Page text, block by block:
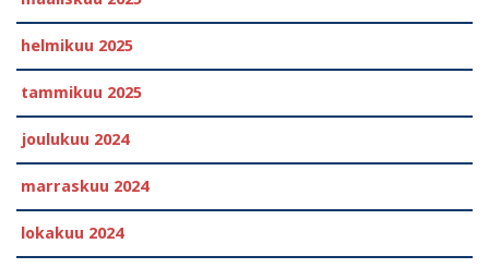
helmikuu 2025
tammikuu 2025
joulukuu 2024
marraskuu 2024
lokakuu 2024